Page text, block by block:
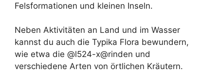
Felsformationen und kleinen Inseln.
Neben Aktivitäten an Land und im Wasser
kannst du auch die Typika Flora bewundern,
wie etwa die @l524-x@rinden und
verschiedene Arten von örtlichen Kräutern.